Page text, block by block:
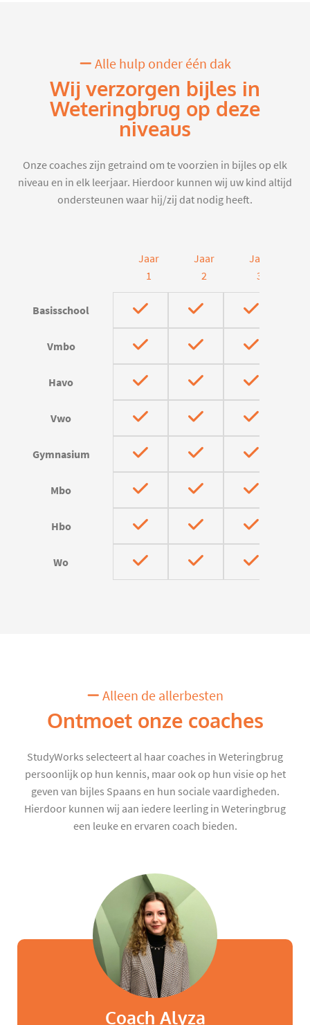
Alle hulp onder één dak
Wij verzorgen bijles in
Weteringbrug op deze
niveaus
Onze coaches zijn getraind om te voorzien in bijles op elk
niveau en in elk leerjaar. Hierdoor kunnen wij uw kind altijd
ondersteunen waar hij/zij dat nodig heeft.
Jaar
1
Jaar
2
Jaar
3
Basisschool
Vmbo
Havo
Vwo
Gymnasium
Mbo
Hbo
Wo
Alleen de allerbesten
Ontmoet onze coaches
StudyWorks selecteert al haar coaches in Weteringbrug
persoonlijk op hun kennis, maar ook op hun visie op het
geven van bijles Spaans en hun sociale vaardigheden.
Hierdoor kunnen wij aan iedere leerling in Weteringbrug
een leuke en ervaren coach bieden.
Coach Alyza